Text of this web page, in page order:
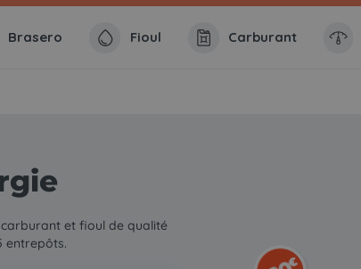
Brasero Fioul Carburant
carburant et fioul de qualité
entrepôts.